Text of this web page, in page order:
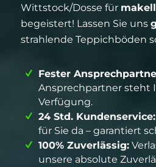
Wittstock/Dosse für
begeistert! Lassen Sie uns
strahlende Teppichböden
Fester
Ansprechpartner steht
Verfügung.
24 Std. Kundenservice:
für Sie da – garantiert
100% Zuverlässig:
unsere absolute